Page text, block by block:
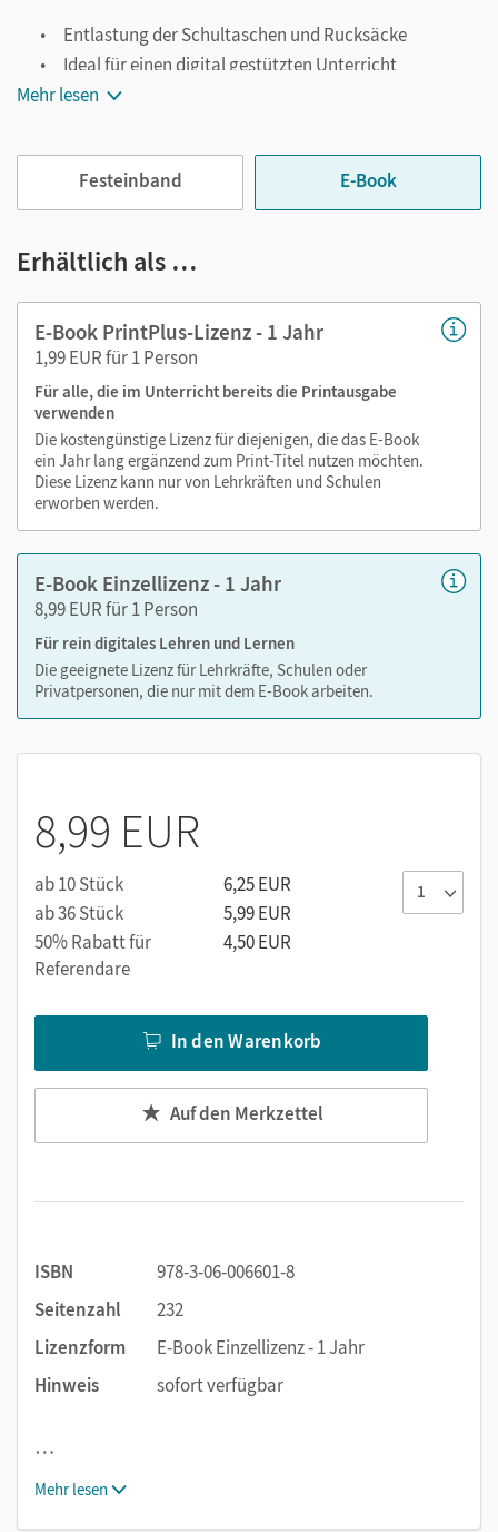
Entlastung der Schultaschen und Rucksäcke
Ideal für einen digital gestützten Unterricht
Notiz- und Markierungsmöglichkeit
Viele digitale Funktionen unterstützen das Lehren und
Lernen:
Notizen erstellen
Lesezeichen hinzufügen
Zoomen
Mehr lesen
Festeinband E-Book
Erhältlich als …
E-Book PrintPlus-Lizenz - 1 Jahr
1,99 EUR für 1 Person
Für alle, die im Unterricht bereits die Printausgabe
verwenden
Die kostengünstige Lizenz für diejenigen, die das E-Book
ein Jahr lang ergänzend zum Print-Titel nutzen möchten.
Diese Lizenz kann nur von Lehrkräften und Schulen
erworben werden.
E-Book Einzellizenz - 1 Jahr
8,99 EUR für 1 Person
Für rein digitales Lehren und Lernen
Die geeignete Lizenz für Lehrkräfte, Schulen oder
Privatpersonen, die nur mit dem E-Book arbeiten.
8,99 EUR
ab 10 Stück
6,25 EUR
ab 36 Stück
5,99 EUR
50% Rabatt für
Referendare
4,50 EUR
In den Warenkorb
Auf den Merkzettel
ISBN
978-3-06-006601-8
Seitenzahl
232
Lizenzform
E-Book Einzellizenz - 1 Jahr
Hinweis
sofort verfügbar
…
Mehr lesen